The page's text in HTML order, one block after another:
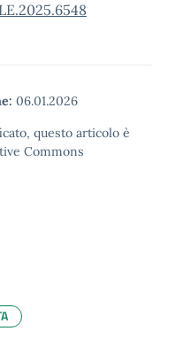
06.01.2026
questo articolo è
Commons